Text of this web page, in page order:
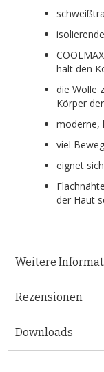
hält den
die Wolle
Körper
moderne,
viel
eignet
der Haut
Weitere
Rezensionen
Downloads